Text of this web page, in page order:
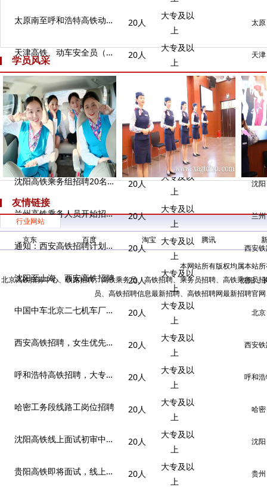
太原南至呼和浩特高铁动车线路招聘 20人
大专及以
上
太原
天津高铁、动车安全员（乘警）招聘，限男性 20人
大专及以
上
天津
呼和浩特高铁招聘，大专可报
大专及以
呼和
西安高铁动车乘务人员招聘发布 20人
大专及以
上
西安
兰州至上海、北京高铁乘务人员招聘 20人
大专及以
上
兰州
沈阳高铁乘务组招聘20名乘务人员 20人
大专及以
上
沈阳
兰州高铁乘务人员开始招聘了 20人
大专及以
上
兰州
通知：西安高铁招聘计划已出 20人
大专及以
上
西安
沈阳至上海、西安高铁招聘 20人
大专及以
上
沈阳，
中国中车北京二七机车厂中车技术工招聘 20人
大专及以
上
北京
西安高铁招聘，女生优先名额 20人
大专及以
上
西安
呼和浩特高铁招聘，大专可报 20人
大专及以
上
呼和
哈密工务段线路工岗位招聘 20人
大专及以
上
哈密
沈阳高铁线上面试初审中，还有名额 20人
大专及以
上
沈阳
贵阳高铁即将面试，线上报名初审中 20人
大专及以
上
贵州
学员风采
友情链接
行业网站
京东
百度 淘宝 腾讯
本网站所有版权均属本站
北京高铁招募中心、铁路招聘、高铁乘务员、高铁招聘、乘务员招聘、高铁乘务员
员、高铁招聘信息最新招聘、高铁招聘网最新招聘官